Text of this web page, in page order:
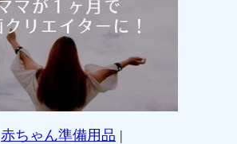
赤ちゃん準備用品 |